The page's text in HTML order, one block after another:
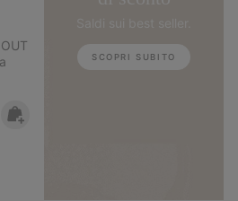
SCOPRI SUBITO